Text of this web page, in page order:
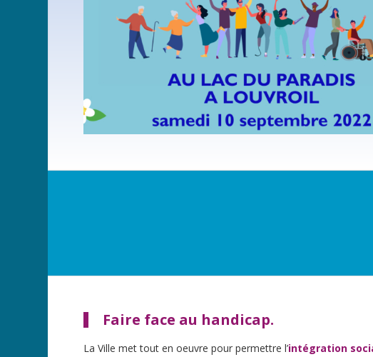
Faire face au handicap.
La Ville met tout en oeuvre pour permettre l’intégration